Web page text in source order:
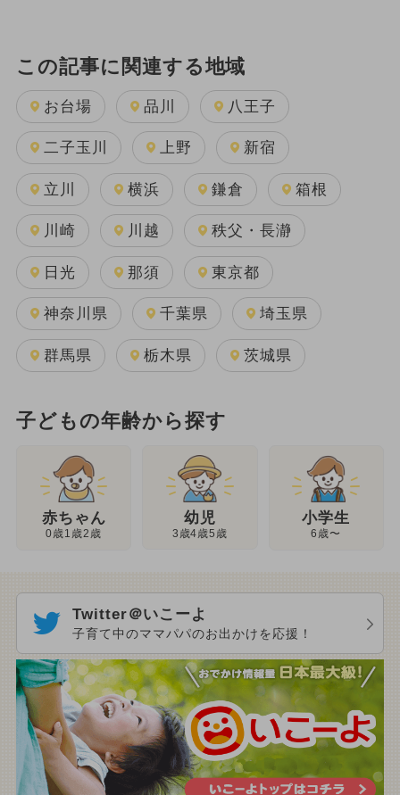
この記事に関連する地域
お台場 品川 八王子
二子玉川 上野 新宿
立川 横浜 鎌倉 箱根
川崎 川越 秩父・長瀞
日光 那須 東京都
神奈川県 千葉県 埼玉県
群馬県 栃木県 茨城県
子どもの年齢から探す
赤ちゃん
0歳1歳2歳
幼児
3歳4歳5歳
小学生
6歳〜
Twitter＠いこーよ
子育て中のママパパのお出かけを応援！